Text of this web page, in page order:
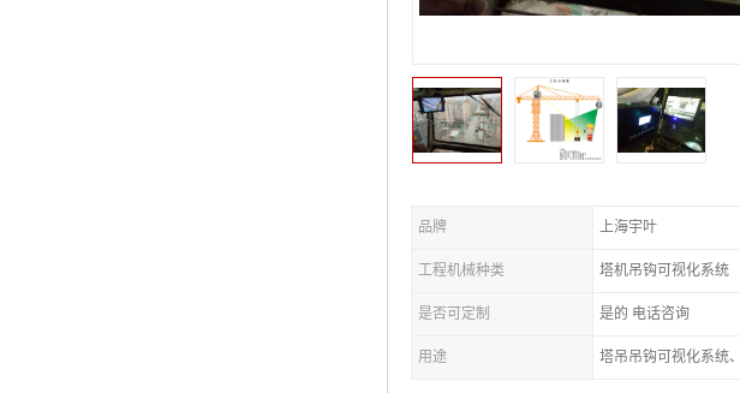
品牌 上海宇叶
工程机械种类 塔机吊钩可视化系统
是否可定制 是的 电话咨询
用途 塔吊吊钩可视化系统